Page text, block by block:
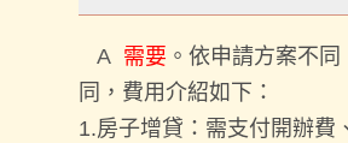
A 需要 。依申請方案不
同，費用介紹如下：
1.房子增貸：需支付開辦費